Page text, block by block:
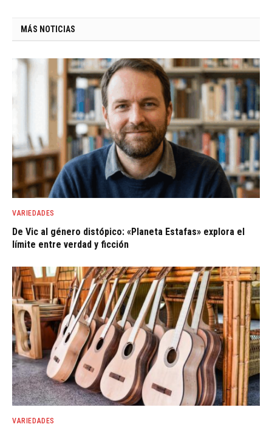
MÁS NOTICIAS
VARIEDADES
De Vic al género distópico: «Planeta Estafas» explora el
límite entre verdad y ficción
VARIEDADES